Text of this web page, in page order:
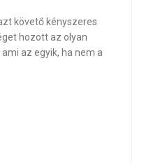
követő kényszeres
hozott az olyan
az egyik, ha nem a